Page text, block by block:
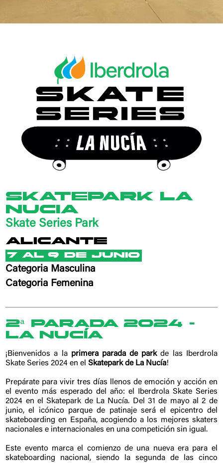
SKATEPARK LA
NUCIA
Skate Series Park
Alicante
7 AL 9 DE JUNIO
Categoria Masculina
Categoria Femenina
2ª PARADA 2024 -
LA NUCÍA
¡Bienvenidos a la primera parada de parkde las Iberdrola
Skate Series 2024 en elSkatepark de La Nucía!
Prepárate para vivir tres días llenos de emoción y acción en
el evento más esperado del año: el Iberdrola Skate Series
2024 en el Skatepark de La Nucía. Del 31 de mayo al 2 de
junio, el icónico parque de patinaje será el epicentro del
skateboarding en España, acogiendo a los mejores skaters
nacionales e internacionales en una competición sin igual.
Este evento marca el comienzo de una nueva era para el
skateboarding nacional, siendo la segunda de las cinco